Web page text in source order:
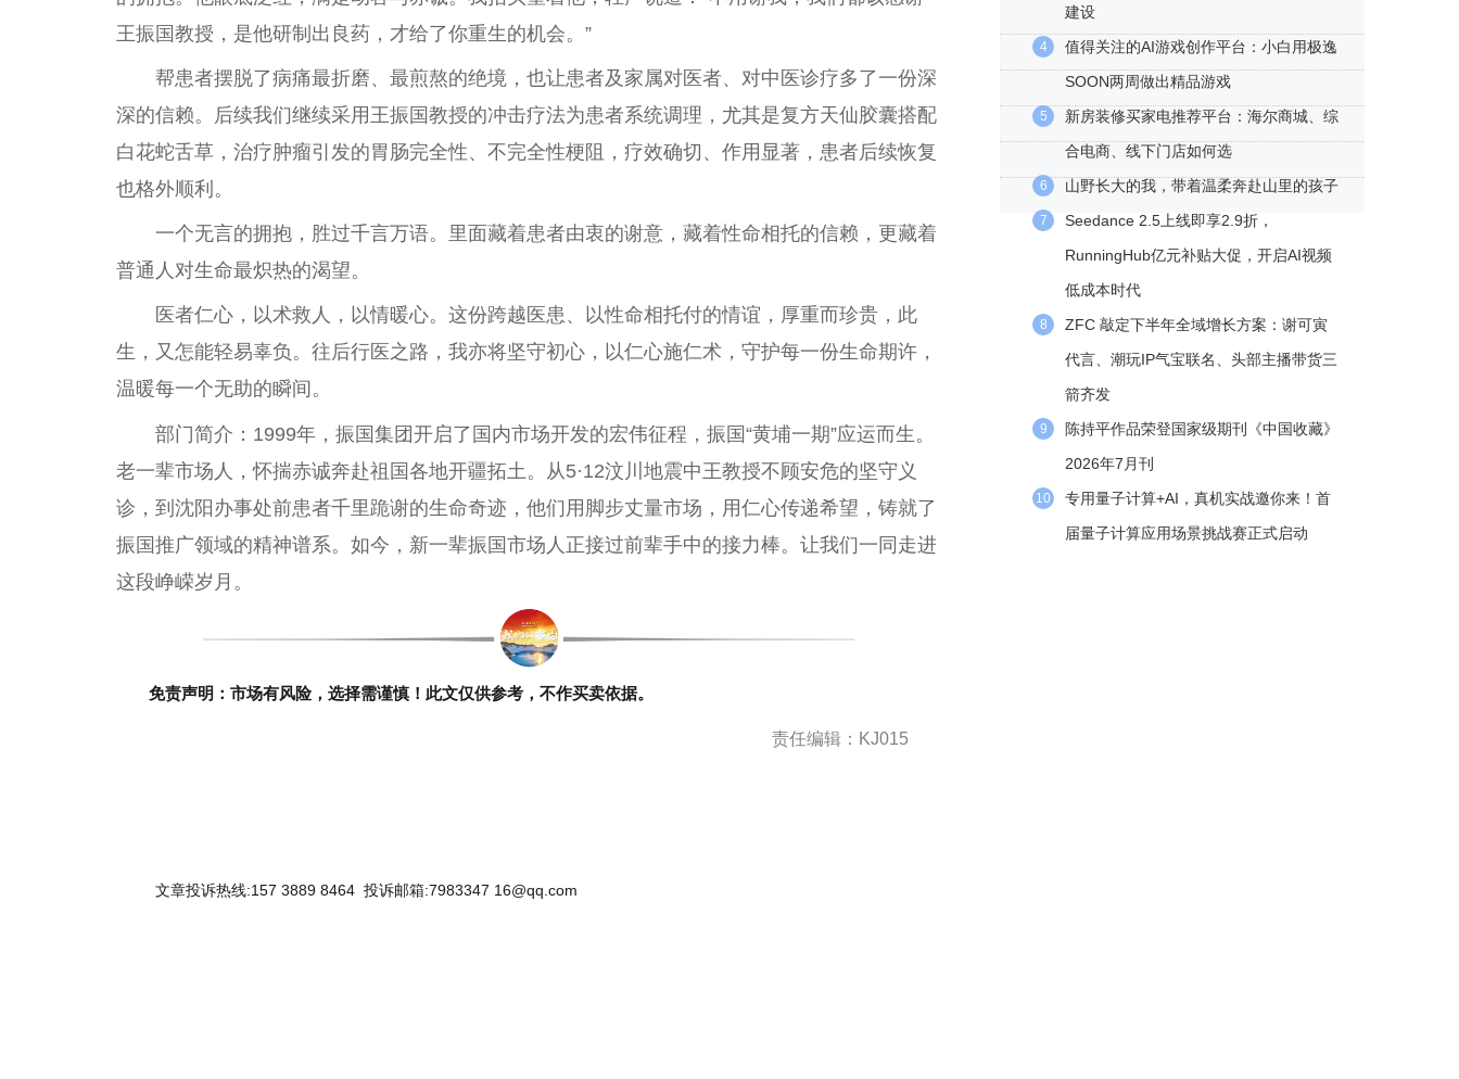
王振国教授，是他研制出良药，才给了你重生的机会。”
帮患者摆脱了病痛最折磨、最煎熬的绝境，也让患者及家属对医者、对中医诊疗多了一份深
深的信赖。后续我们继续采用王振国教授的冲击疗法为患者系统调理，尤其是复方天仙胶囊搭配
白花蛇舌草，治疗肿瘤引发的胃肠完全性、不完全性梗阻，疗效确切、作用显著，患者后续恢复
也格外顺利。
一个无言的拥抱，胜过千言万语。里面藏着患者由衷的谢意，藏着性命相托的信赖，更藏着
普通人对生命最炽热的渴望。
医者仁心，以术救人，以情暖心。这份跨越医患、以性命相托付的情谊，厚重而珍贵，此
生，又怎能轻易辜负。往后行医之路，我亦将坚守初心，以仁心施仁术，守护每一份生命期许，
温暖每一个无助的瞬间。
部门简介：1999年，振国集团开启了国内市场开发的宏伟征程，振国“黄埔一期”应运而生。
老一辈市场人，怀揣赤诚奔赴祖国各地开疆拓土。从5·12汶川地震中王教授不顾安危的坚守义
诊，到沈阳办事处前患者千里跪谢的生命奇迹，他们用脚步丈量市场，用仁心传递希望，铸就了
振国推广领域的精神谱系。如今，新一辈振国市场人正接过前辈手中的接力棒。让我们一同走进
这段峥嵘岁月。
免责声明：市场有风险，选择需谨慎！此文仅供参考，不作买卖依据。
责任编辑：KJ015
文章投诉热线:157 3889 8464 投诉邮箱:7983347 16@qq.com
建设
4
值得关注的AI游戏创作平台：小白用极逸
SOON两周做出精品游戏
5
新房装修买家电推荐平台：海尔商城、综
合电商、线下门店如何选
6 山野长大的我，带着温柔奔赴山里的孩子
7
Seedance 2.5上线即享2.9折，
RunningHub亿元补贴大促，开启AI视频
低成本时代
8
ZFC 敲定下半年全域增长方案：谢可寅
代言、潮玩IP气宝联名、头部主播带货三
箭齐发
9
陈持平作品荣登国家级期刊《中国收藏》
2026年7月刊
10
专用量子计算+AI，真机实战邀你来！首
届量子计算应用场景挑战赛正式启动